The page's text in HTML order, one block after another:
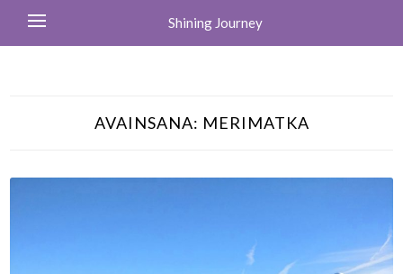
Shining Journey
AVAINSANA: MERIMATKA